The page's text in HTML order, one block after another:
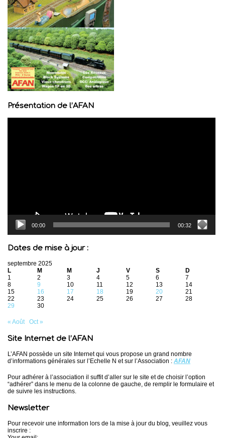
Présentation de l’AFAN
00:00 00:32
Dates de mise à jour :
septembre 2025
L
M M J V S
D
1
2 3 4 5 6
7
8
9 10 11 12 13
14
15
16 17 18 19 20
21
22
23 24 25 26 27
28
29
30
« Août Oct »
Site Internet de l’AFAN
L’AFAN possède un site Internet qui vous propose un grand nombre
d’informations générales sur l’Echelle N et sur l’Association : AFAN
Pour adhérer à l’association il suffit d’aller sur le site et de choisir l’option
“adhérer” dans le menu de la colonne de gauche, de remplir le formulaire et
de suivre les instructions.
Newsletter
Pour recevoir une information lors de la mise à jour du blog, veuillez vous
inscrire :